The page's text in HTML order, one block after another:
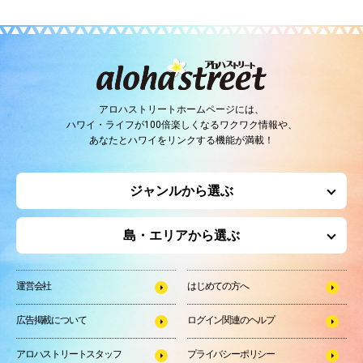
アロハストリートホームページには、
ハワイ・ライフが100倍楽しくなるワクワク情報や、
あなたとハワイをリンクする機能が満載！
ジャンルから選ぶ
島・エリアから選ぶ
運営会社 はじめての方へ
広告掲載について ログイン関連のヘルプ
アロハストリートスタッフ プライバシーポリシー